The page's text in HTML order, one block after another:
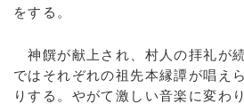
をする。
神饌が献上され、村人の拝礼が
ではそれぞれの祖先本縁譚が唱え
りする。やがて激しい音楽に変わ